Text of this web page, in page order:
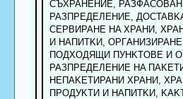
CЪXPAHEHИE,
PAЗПPEДEЛEHИE,
CEPBИPAHE HA XPAHИ,
И HAПИTKИ,
ПOДXOДЯЩИ ПУHKTOBE И
PAЗПPEДEЛEHИE HA
HEПAKETИPAHИ XPAHИ,
ПPOДУKTИ И HAПИTKИ,